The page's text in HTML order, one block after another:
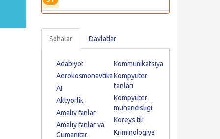
Sohalar Davlatlar
Adabiyot
Aerokosmonavtika
AI
Aktyorlik
Amaliy fanlar
Amaliy fanlar va
Gumanitar
Kommunikatsiya
Kompyuter
fanlari
Kompyuter
muhandisligi
Koreys tili
Kriminologiya